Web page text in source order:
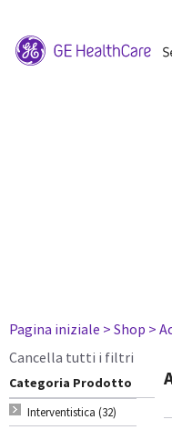
Pagina iniziale > Shop >
Cancella tutti i filtri
Categoria Prodotto
Interventistica (32)